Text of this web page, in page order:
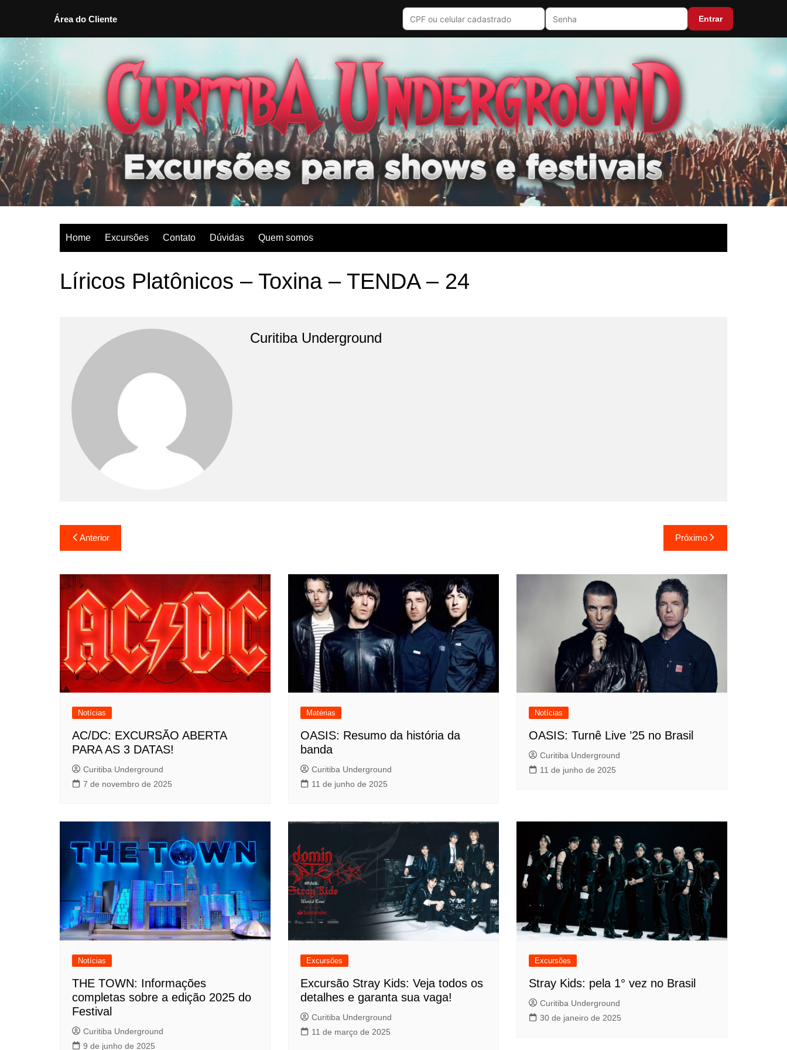
Área do Cliente Entrar
conteúdo
Home Excursões Contato Dúvidas Quem somos
Líricos Platônicos – Toxina – TENDA – 24
Curitiba Underground
Navegação
de
Post
Anterior Próximo
Notícias
AC/DC: EXCURSÃO ABERTA
PARA AS 3 DATAS!
Curitiba Underground
7 de novembro de 2025
Matérias
OASIS: Resumo da história da
banda
Curitiba Underground
11 de junho de 2025
Notícias
OASIS: Turnê Live ’25 no Brasil
Curitiba Underground
11 de junho de 2025
Notícias
THE TOWN: Informações
completas sobre a edição 2025 do
Festival
Curitiba Underground
9 de junho de 2025
Excursões
Excursão Stray Kids: Veja todos os
detalhes e garanta sua vaga!
Curitiba Underground
11 de março de 2025
Excursões
Stray Kids: pela 1° vez no Brasil
Curitiba Underground
30 de janeiro de 2025